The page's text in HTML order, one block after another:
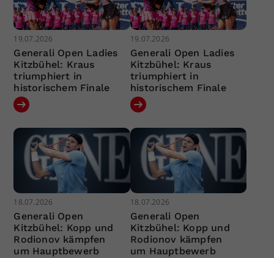
19.07.2026
Generali Open Ladies
Kitzbühel: Kraus
triumphiert in
historischem Finale
19.07.2026
Generali Open Ladies
Kitzbühel: Kraus
triumphiert in
historischem Finale
18.07.2026
Generali Open
Kitzbühel: Kopp und
Rodionov kämpfen
um Hauptbewerb
18.07.2026
Generali Open
Kitzbühel: Kopp und
Rodionov kämpfen
um Hauptbewerb